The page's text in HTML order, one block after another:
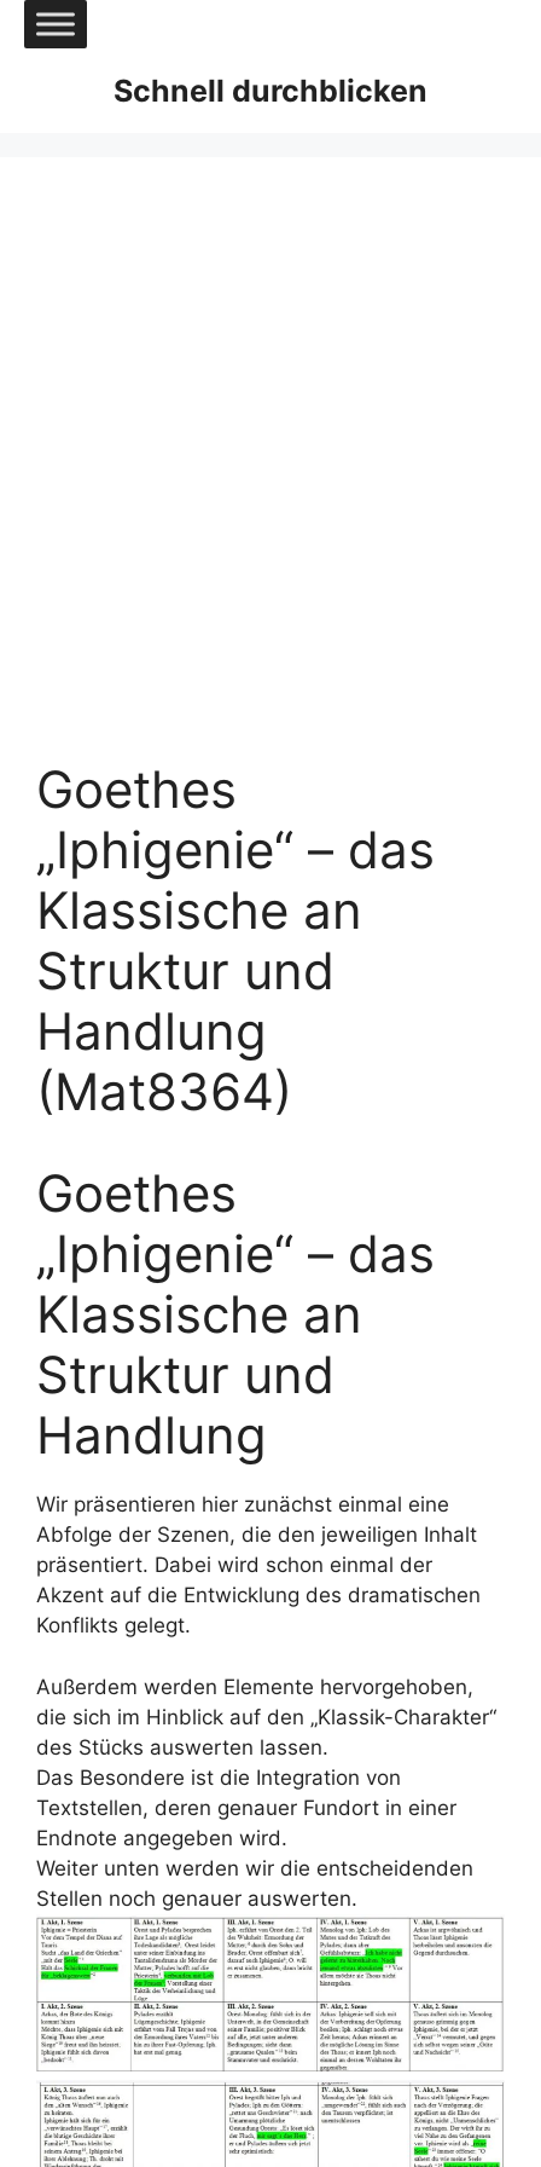
Zum
Inhalt
Schnell durchblicken
Goethes
„Iphigenie“ – das
Klassische an
Struktur und
Handlung
(Mat8364)
Goethes
„Iphigenie“ – das
Klassische an
Struktur und
Handlung
Wir präsentieren hier zunächst einmal eine
Abfolge der Szenen, die den jeweiligen Inhalt
präsentiert. Dabei wird schon einmal der
Akzent auf die Entwicklung des dramatischen
Konflikts gelegt.
Außerdem werden Elemente hervorgehoben,
die sich im Hinblick auf den „Klassik-Charakter“
des Stücks auswerten lassen.
Das Besondere ist die Integration von
Textstellen, deren genauer Fundort in einer
Endnote angegeben wird.
Weiter unten werden wir die entscheidenden
Stellen noch genauer auswerten.